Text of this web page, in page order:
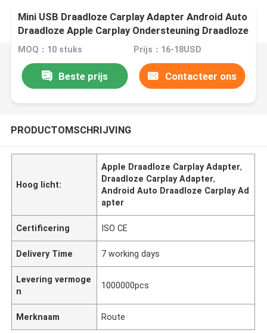
Mini USB Draadloze Carplay Adapter Android Auto
Draadloze Apple Carplay Ondersteuning Draadloze
Carplay
MOQ：10 stuks Prijs：16-18USD
Beste prijs Contacteer ons
PRODUCTOMSCHRIJVING
Hoog licht:
Apple Draadloze Carplay Adapter,
Draadloze Carplay Adapter,
Android Auto Draadloze Carplay Ad
apter
Certificering ISO CE
Delivery Time 7 working days
Levering vermoge
n
1000000pcs
Merknaam Route